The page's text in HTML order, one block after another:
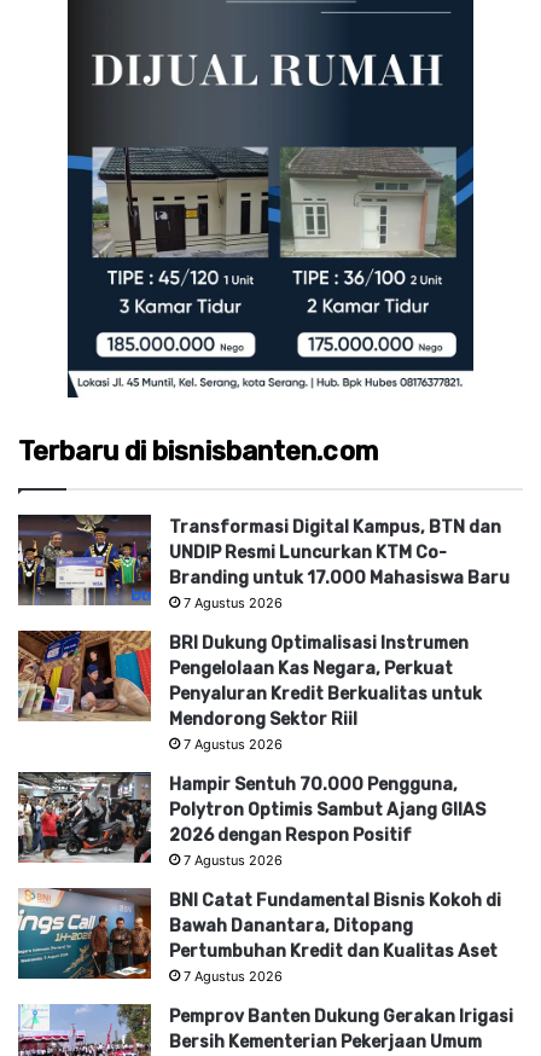
Terbaru di bisnisbanten.com
Transformasi Digital Kampus, BTN dan
UNDIP Resmi Luncurkan KTM Co-
Branding untuk 17.000 Mahasiswa Baru
7 Agustus 2026
BRI Dukung Optimalisasi Instrumen
Pengelolaan Kas Negara, Perkuat
Penyaluran Kredit Berkualitas untuk
Mendorong Sektor Riil
7 Agustus 2026
Hampir Sentuh 70.000 Pengguna,
Polytron Optimis Sambut Ajang GIIAS
2026 dengan Respon Positif
7 Agustus 2026
BNI Catat Fundamental Bisnis Kokoh di
Bawah Danantara, Ditopang
Pertumbuhan Kredit dan Kualitas Aset
7 Agustus 2026
Pemprov Banten Dukung Gerakan Irigasi
Bersih Kementerian Pekerjaan Umum